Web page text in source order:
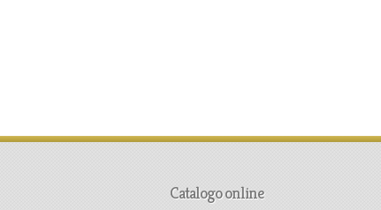
Catalogo online